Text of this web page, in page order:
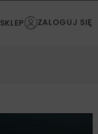
SKLEP ZALOGUJ SIĘ